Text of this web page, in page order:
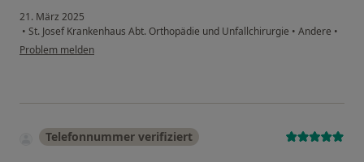
21. März 2025
• St. Josef Krankenhaus Abt. Orthopädie und Unfallchirurgie • Andere •
Problem melden
Telefonnummer verifiziert